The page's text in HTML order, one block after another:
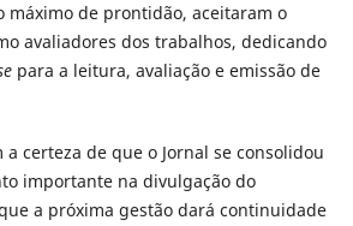
máximo de prontidão, aceitaram o
avaliadores dos trabalhos, dedicando
para a leitura, avaliação e emissão de
a certeza de que o Jornal se consolidou
importante na divulgação do
a próxima gestão dará continuidade